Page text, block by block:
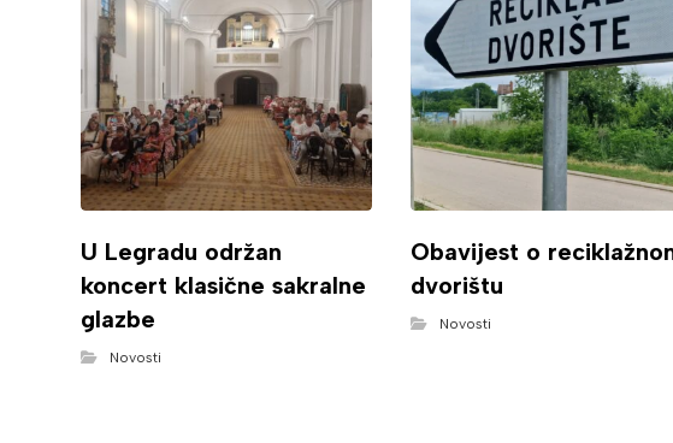
U Legradu održan
koncert klasične sakralne
glazbe
Novosti
Obavijest o
dvorištu
Novosti